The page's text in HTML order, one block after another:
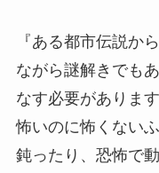
『ある都市伝説か
ながら謎解きでも
なす必要があります
怖いのに怖くない
鈍ったり、恐怖で